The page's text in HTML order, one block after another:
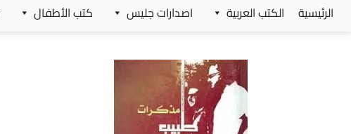
OMR الرئيسية الكتب العربية اصدارات جليس كتب الأطفال